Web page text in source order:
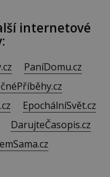
internetové
PaníDomu.cz
EpochálníSvět.cz
DarujteČasopis.cz